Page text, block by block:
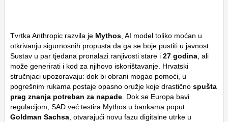
Tvrtka Anthropic razvila je Mythos , AI model toliko moćan u
otkrivanju sigurnosnih propusta da ga se boje pustiti u javnost.
Sustav u par tjedana pronalazi ranjivosti stare i 27 godina , ali
može generirati i kod za njihovo iskorištavanje. Hrvatski
stručnjaci upozoravaju: dok bi obrani mogao pomoći, u
pogrešnim rukama postaje opasno oružje koje drastično spušta
prag znanja potreban za napade . Dok se Europa bavi
regulacijom, SAD već testira Mythos u bankama poput
Goldman Sachsa , otvarajući novu fazu digitalne utrke u